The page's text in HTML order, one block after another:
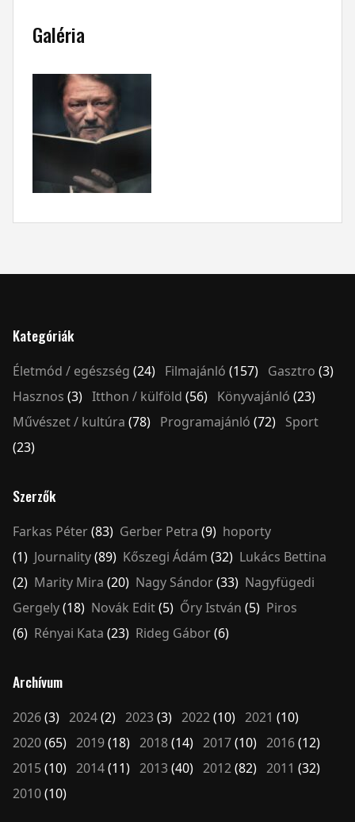
Galéria
Kategóriák
Életmód / egészség (24) Filmajánló (157) Gasztro (3)
Hasznos (3) Itthon / külföld (56) Könyvajánló (23)
Művészet / kultúra (78) Programajánló (72) Sport
(23)
Szerzők
Farkas Péter(83) Gerber Petra (9) hoporty
(1) Journality(89) Kőszegi Ádám (32) Lukács Bettina
(2) Marity Mira (20) Nagy Sándor(33) Nagyfügedi
Gergely(18) Novák Edit(5) Őry István (5) Piros
(6) Rényai Kata (23) Rideg Gábor(6)
Archívum
2026(3) 2024(2) 2023(3) 2022(10) 2021 (10)
2020(65) 2019(18) 2018(14) 2017(10) 2016(12)
2015(10) 2014(11) 2013(40) 2012(82) 2011 (32)
2010(10)